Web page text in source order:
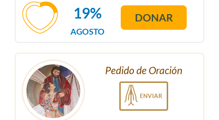
AGOSTO
19% DONAR
Pedido de Oración
ENVIAR